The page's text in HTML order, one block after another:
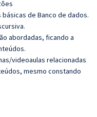
básicas de Banco de dados.
abordadas, ficando a
videoaulas relacionadas
mesmo constando